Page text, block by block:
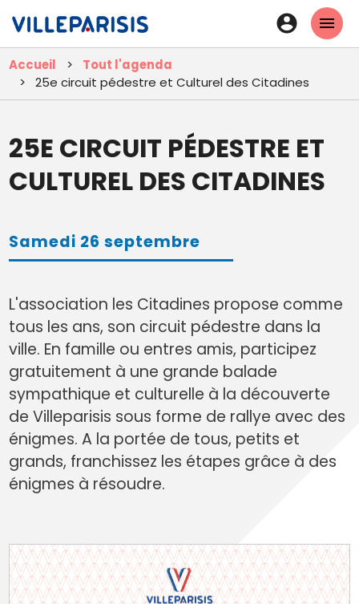
contenu
En-
tête
-
Accueil
Tout l'agenda
25e circuit pédestre et Culturel des Citadines
25E CIRCUIT PÉDESTRE ET
CULTUREL DES CITADINES
Samedi 26 septembre
L'association les Citadines propose comme
tous les ans, son circuit pédestre dans la
ville. En famille ou entres amis, participez
gratuitement à une grande balade
sympathique et culturelle à la découverte
de Villeparisis sous forme de rallye avec des
énigmes. A la portée de tous, petits et
grands, franchissez les étapes grâce à des
énigmes à résoudre.